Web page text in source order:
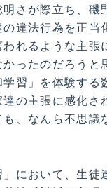
さが際立ち、磯
違法行為を正当
われるような主張
ったのだろうと
習」を体験する
の主張に感化さ
、なんら不思議
において、生徒